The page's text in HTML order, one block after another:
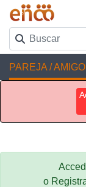
PAREJA /
o